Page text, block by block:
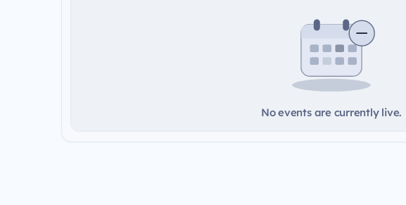
No events are currently live.